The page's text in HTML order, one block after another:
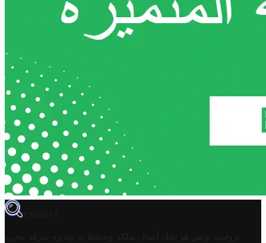
TROVIT
تروفيت تونس هو دليل أعمال تملكه وتحتفظ به وتديره
شركة مخزن